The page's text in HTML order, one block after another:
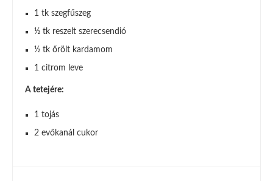
1 tk szegfűszeg
½ tk reszelt szerecsendió
½ tk őrölt kardamom
1 citrom leve
A tetejére:
1 tojás
2 evőkanál cukor